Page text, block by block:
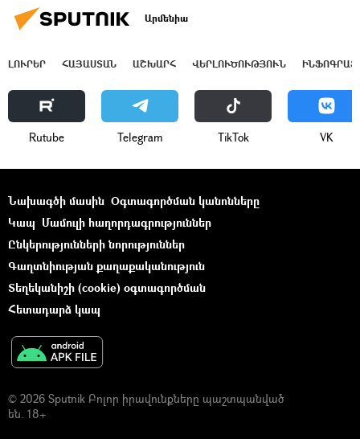
Արմենիա
ԼՈՒՐԵՐ ՀԱՅԱՍՏԱՆ ԱՇԽԱՐՀ ՎԵՐԼՈՒԾՈՒԹՅՈՒՆ
Rutube Telegram ТikТоk VK
Նախագծի մասին Օգտագործման կանոնները
Կապ Մամուլի հաղորդագրություններ
Ընկերությունների նորություններ
Գաղտնիության քաղաքականություն
Տեղեկանիշի (cookie) օգտագործման
Հետադարձ կապ
© 2026 Sputnik Բոլոր իրավունքները պաշտպանված
են. 18+